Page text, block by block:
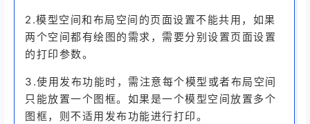
2.模型空间和布局空间的页面设置不能共用，如果
两个空间都有绘图的需求，需要分别设置页面设置
的打印参数。
3.使用发布功能时，需注意每个模型或者布局空间
只能放置一个图框。如果是一个模型空间放置多个
图框，则不适用发布功能进行打印。